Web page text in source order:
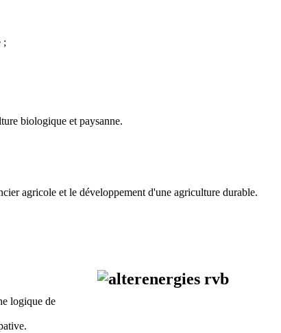
;
biologique et paysanne.
agricole et le développement d'une agriculture durable.
logique de